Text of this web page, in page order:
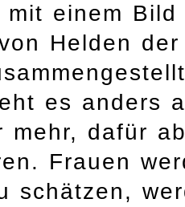
einem Bild
Helden
es anders
mehr, dafür
Frauen
schätzen,